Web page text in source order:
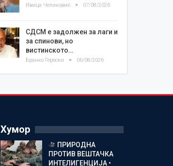
Ивица Челиковиќ 07/08/2026
СДСМ е задолжен за лаги и
за спинови, но
вистинското…
Бранко Героски 06/08/2026
Хумор
ПРИРОДНА
ПРОТИВ ВЕШТАЧКА
ИНТЕЛИГЕНЦИЈА •